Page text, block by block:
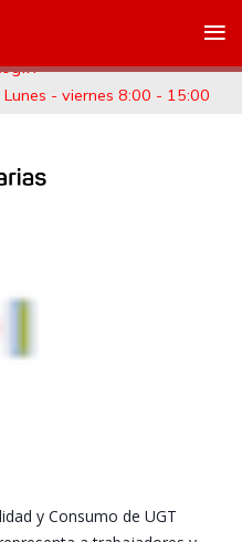
Lunes - viernes 8:00 - 15:00
y Consumo de UGT
≡